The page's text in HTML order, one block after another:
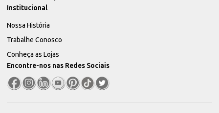
Institucional
Nossa História
Trabalhe Conosco
Conheça as Lojas
Encontre-nos nas Redes Sociais